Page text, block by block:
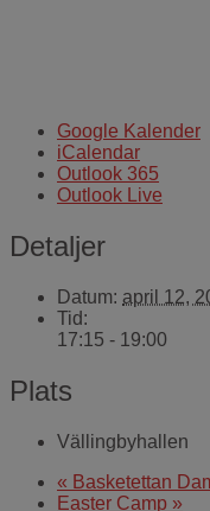
Google Kalender
iCalendar
Outlook 365
Outlook Live
Detaljer
Datum: april 12,
Tid:
17:15 - 19:00
Plats
Vällingbyhallen
« Basketettan
Easter Camp »